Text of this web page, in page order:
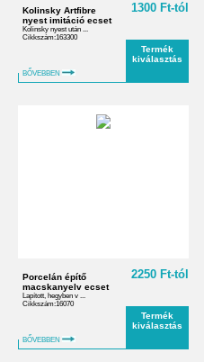
Kolinsky Artfibre
nyest imitáció ecset
Kolinsky nyest után ...
Cikkszám:163300
BŐVEBBEN
1300 Ft-tól
Termék
kiválasztás
Porcelán építő
macskanyelv ecset
Lapított, hegyben v ...
Cikkszám:16070
BŐVEBBEN
2250 Ft-tól
Termék
kiválasztás